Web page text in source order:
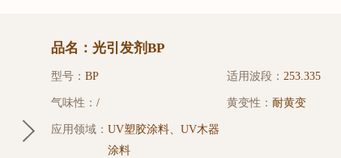
品名：光引发剂BP
型号： BP 适用波段：253.335
气味性： / 黄变性： 耐黄变
应用领域： UV塑胶涂料、UV木器
涂料